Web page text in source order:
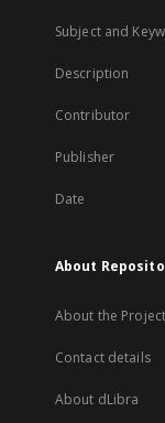
Subject and
Description
Contributor
Publisher
Date
About
About the Project
Contact details
About dLibra